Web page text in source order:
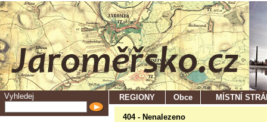
Vyhledej REGIONY Obce MÍSTNÍ
404 - Nenalezeno